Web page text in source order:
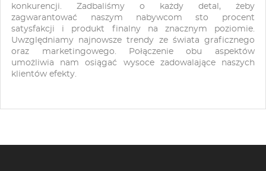
konkurencji. Zadbaliśmy o każdy detal, żeby
zagwarantować naszym nabywcom sto procent
satysfakcji i produkt finalny na znacznym poziomie.
Uwzględniamy najnowsze trendy ze świata graficznego
oraz marketingowego. Połączenie obu aspektów
umożliwia nam osiągać wysoce zadowalające naszych
klientów efekty.